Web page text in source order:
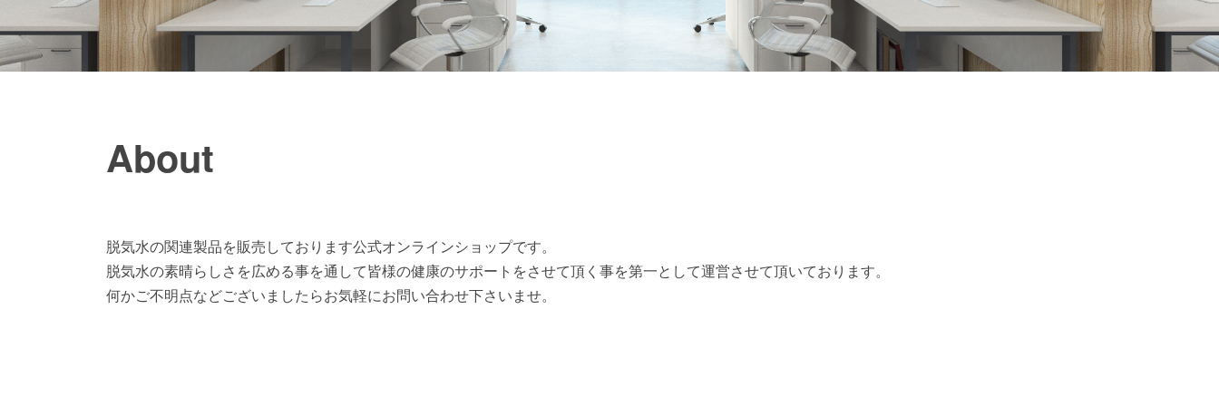
About
脱気水の関連製品を販売しております公式オンラインショップです。
脱気水の素晴らしさを広める事を通して皆様の健康のサポートをさせて頂く事を第一として運営させて頂いております。
何かご不明点などございましたらお気軽にお問い合わせ下さいませ。